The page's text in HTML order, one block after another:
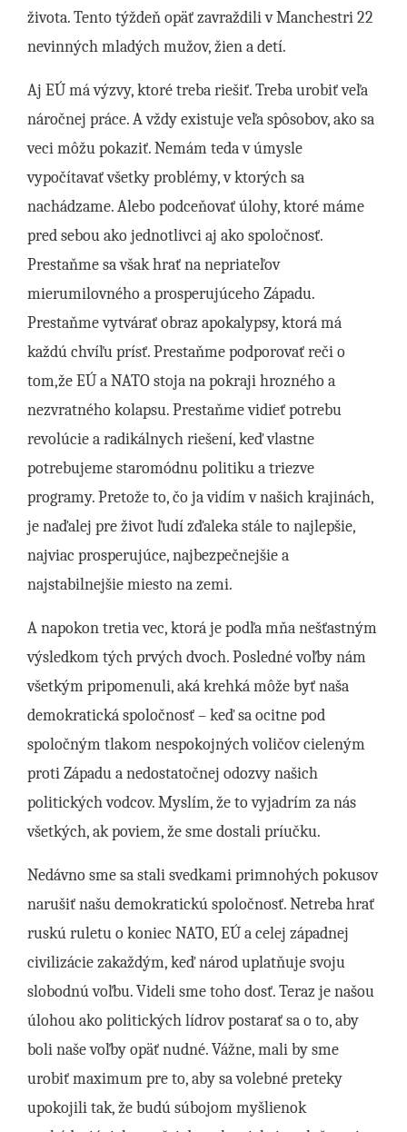
života. Tento týždeň opäť zavraždili v Manchestri 22
nevinných mladých mužov, žien a detí.
Aj EÚ má výzvy, ktoré treba riešiť. Treba urobiť veľa
náročnej práce. A vždy existuje veľa spôsobov, ako sa
veci môžu pokaziť. Nemám teda v úmysle
vypočítavať všetky problémy, v ktorých sa
nachádzame. Alebo podceňovať úlohy, ktoré máme
pred sebou ako jednotlivci aj ako spoločnosť.
Prestaňme sa však hrať na nepriateľov
mierumilovného a prosperujúceho Západu.
Prestaňme vytvárať obraz apokalypsy, ktorá má
každú chvíľu prísť. Prestaňme podporovať reči o
tom,že EÚ a NATO stoja na pokraji hrozného a
nezvratného kolapsu. Prestaňme vidieť potrebu
revolúcie a radikálnych riešení, keď vlastne
potrebujeme staromódnu politiku a triezve
programy. Pretože to, čo ja vidím v našich krajinách,
je naďalej pre život ľudí zďaleka stále to najlepšie,
najviac prosperujúce, najbezpečnejšie a
najstabilnejšie miesto na zemi.
A napokon tretia vec, ktorá je podľa mňa nešťastným
výsledkom tých prvých dvoch. Posledné voľby nám
všetkým pripomenuli, aká krehká môže byť naša
demokratická spoločnosť – keď sa ocitne pod
spoločným tlakom nespokojných voličov cieleným
proti Západu a nedostatočnej odozvy našich
politických vodcov. Myslím, že to vyjadrím za nás
všetkých, ak poviem, že sme dostali príučku.
Nedávno sme sa stali svedkami primnohých pokusov
narušiť našu demokratickú spoločnosť. Netreba hrať
ruskú ruletu o koniec NATO, EÚ a celej západnej
civilizácie zakaždým, keď národ uplatňuje svoju
slobodnú voľbu. Videli sme toho dosť. Teraz je našou
úlohou ako politických lídrov postarať sa o to, aby
boli naše voľby opäť nudné. Vážne, mali by sme
urobiť maximum pre to, aby sa volebné preteky
upokojili tak, že budú súbojom myšlienok